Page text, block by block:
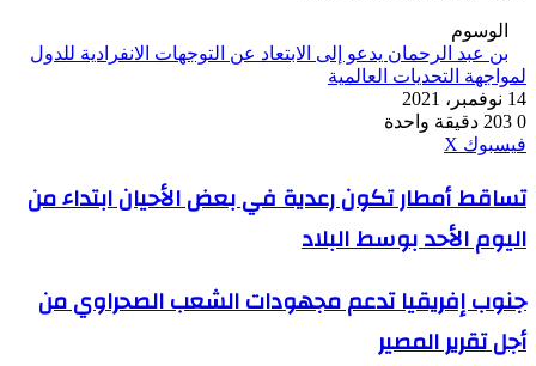
الوسوم
بن عبد الرحمان يدعو إلى الابتعاد عن التوجهات الانفرادية للدول
لمواجهة التحديات العالمية
14 نوفمبر، 2021
0
دقيقة واحدة
فيسبوك ‫X
تساقط
أمطار
تكون
رعدية
بعض
الأحيان
ابتداء
تساقط أمطار تكون رعدية في بعض الأحيان ابتداء من
اليوم الأحد بوسط البلاد
جنوب
إفريقيا
تدعم
مجهودات
جنوب إفريقيا تدعم مجهودات الشعب الصحراوي من
أجل تقرير المصير